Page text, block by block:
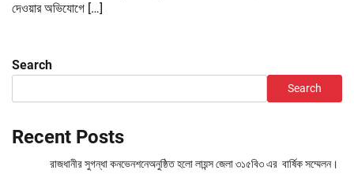
দেওয়ার অভিযোগে […]
Search
Search
Recent Posts
রাজধানীর সুগন্ধা কনভেনশনেঅনুষ্ঠিত হলো লায়ন্স জেলা ৩১৫বি৩ এর বার্ষিক সম্মেলন।